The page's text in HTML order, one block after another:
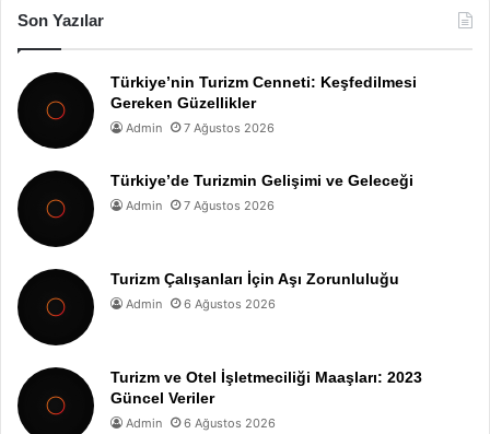
Son Yazılar
Türkiye’nin Turizm Cenneti: Keşfedilmesi
Gereken Güzellikler
Admin 7 Ağustos 2026
Türkiye’de Turizmin Gelişimi ve Geleceği
Admin 7 Ağustos 2026
Turizm Çalışanları İçin Aşı Zorunluluğu
Admin 6 Ağustos 2026
Turizm ve Otel İşletmeciliği Maaşları: 2023
Güncel Veriler
Admin 6 Ağustos 2026